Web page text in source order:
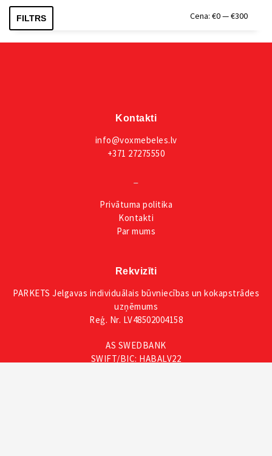
Min.
Maks.
FILTRS Cena: €0—€300
Kontakti
info@voxmebeles.lv
+371 27275550
Privātuma politika
Kontakti
Par mums
Rekvizīti
PARKETS Jelgavas individuālais būvniecības un kokapstrādes
uzņēmums
Reģ. Nr. LV48502004158
AS SWEDBANK
SWIFT/BIC: HABALV22